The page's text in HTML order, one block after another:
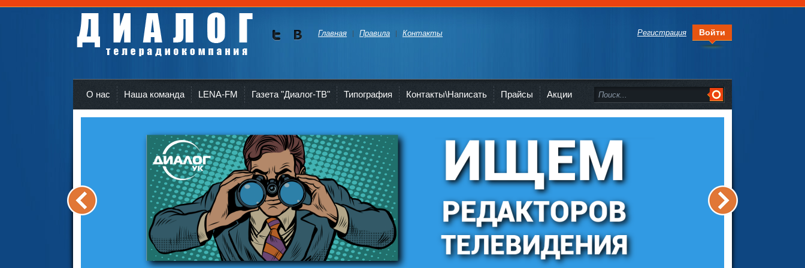
Регистрация Войти
Главная Правила Контакты
О нас Наша команда LENA-FM Газета "Диалог-ТВ" Типография Контакты\Написать Прайсы Акции